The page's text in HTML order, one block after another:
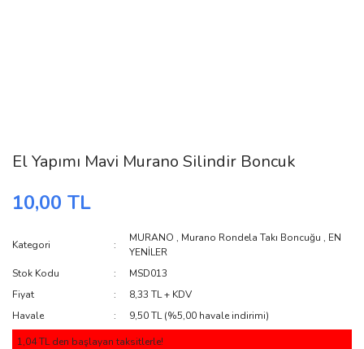
El Yapımı Mavi Murano Silindir Boncuk
10,00 TL
Kategori
MURANO , Murano Rondela Takı Boncuğu , EN
YENİLER
Stok Kodu
MSD013
Fiyat
8,33 TL + KDV
Havale
9,50 TL (%5,00 havale indirimi)
1,04 TL den başlayan taksitlerle!